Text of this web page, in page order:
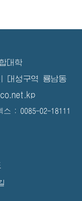
대학
대성구역 룡남동
: 0085-02-18111